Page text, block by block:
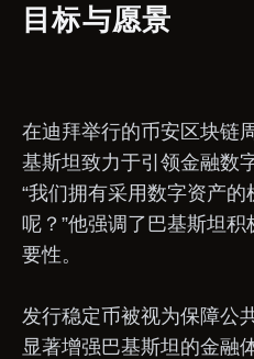
目标与愿景
在迪拜举行的币安区块链
基斯坦致力于引领金融数
“我们拥有采用数字资产
呢？”他强调了巴基斯坦
要性。
发行稳定币被视为保障公
显著增强巴基斯坦的金融